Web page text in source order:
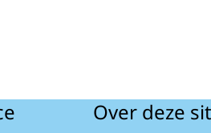
Over deze